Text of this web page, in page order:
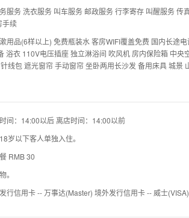
服务 洗衣服务 叫车服务 邮政服务 行李寄存 叫醒服务
手续
用品(6样以上) 免费瓶装水 客房WIFI覆盖免费 国内长途
浴衣 110V电压插座 独立淋浴间 吹风机 房内保险箱 中
线包 遮光窗帘 手动窗帘 坐卧两用长沙发 备用床具 城景
间：14:00以后 离店时间：14:00以前
岁以下客人单独入住。
RMB 30
。
行信用卡 -- 万事达(Master) 境外发行信用卡 -- 威士